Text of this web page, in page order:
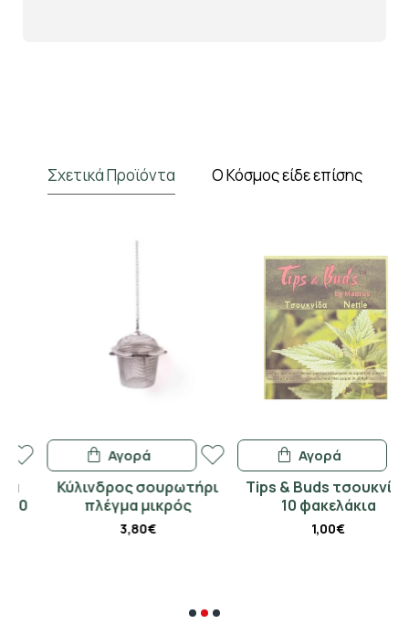
Σχετικά Προϊόντα Ο Κόσμος είδε επίσης
Κύλινδρος σουρωτήρι
πλέγμα μικρός
3,80€
Αγορά
Tips & Buds τσουκνίδα
10 φακελάκια
1,00€
Αγορά